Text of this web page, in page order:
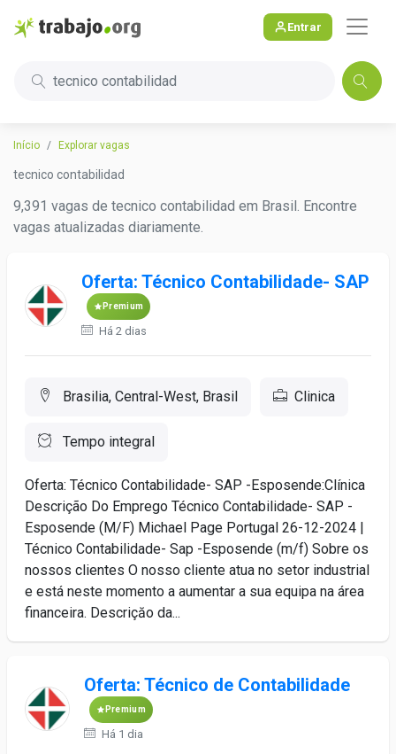
Entrar
tecnico contabilidad
Início Explorar vagas
tecnico contabilidad
9,391 vagas de tecnico contabilidad em Brasil. Encontre
vagas atualizadas diariamente.
Oferta: Técnico Contabilidade- SAP
Premium
Há 2 dias
Brasilia, Central-West, Brasil Clinica
Tempo integral
Oferta: Técnico Contabilidade- SAP -Esposende:Clínica
Descrição Do Emprego Técnico Contabilidade- SAP -
Esposende (M/F) Michael Page Portugal 26-12-2024 |
Técnico Contabilidade- Sap -Esposende (m/f) Sobre os
nossos clientes O nosso cliente atua no setor industrial
e está neste momento a aumentar a sua equipa na área
financeira. Descriçăo da...
Oferta: Técnico de Contabilidade
Premium
Há 1 dia